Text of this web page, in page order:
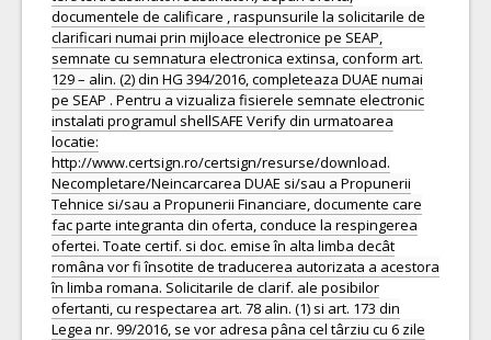
documentele de calificare , raspunsurile la solicitarile de
clarificari numai prin mijloace electronice pe SEAP,
semnate cu semnatura electronica extinsa, conform art.
129 – alin. (2) din HG 394/2016, completeaza DUAE numai
pe SEAP . Pentru a vizualiza fisierele semnate electronic
instalati programul shellSAFE Verify din urmatoarea
locatie:
http://www.certsign.ro/certsign/resurse/download.
Necompletare/Neincarcarea DUAE si/sau a Propunerii
Tehnice si/sau a Propunerii Financiare, documente care
fac parte integranta din oferta, conduce la respingerea
ofertei. Toate certif. si doc. emise în alta limba decât
româna vor fi însotite de traducerea autorizata a acestora
în limba romana. Solicitarile de clarif. ale posibilor
ofertanti, cu respectarea art. 78 alin. (1) si art. 173 din
Legea nr. 99/2016, se vor adresa pâna cel târziu cu 6 zile